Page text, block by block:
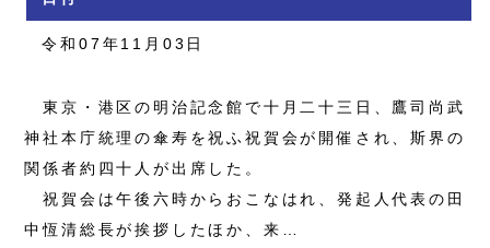
令和07年11月03日
東京・港区の明治記念館で十月二十三日、鷹司尚武
神社本庁統理の傘寿を祝ふ祝賀会が開催され、斯界の
関係者約四十人が出席した。
祝賀会は午後六時からおこなはれ、発起人代表の田
中恆清総長が挨拶したほか、来…